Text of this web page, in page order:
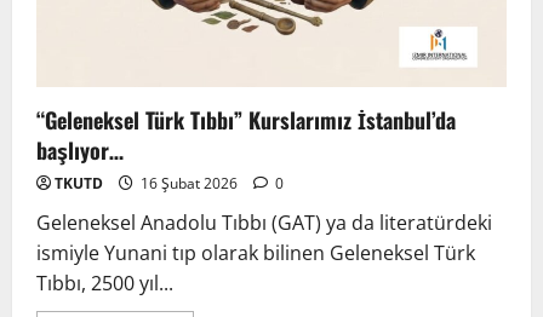
“Geleneksel Türk Tıbbı” Kurslarımız İstanbul’da
başlıyor…
TKUTD 16 Şubat 2026 0
Geleneksel Anadolu Tıbbı (GAT) ya da literatürdeki
ismiyle Yunani tıp olarak bilinen Geleneksel Türk
Tıbbı, 2500 yıl...
4
TÜRKTIPÖzbekistan ile Buhara’daydık…
13 Nisan 2026
5
TÜRKTIP Kosova ile balkanlardaydık…
8 Nisan 2026